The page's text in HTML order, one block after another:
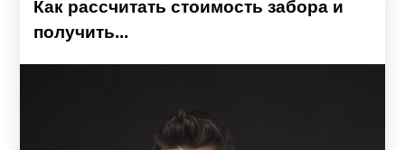
Как рассчитать стоимость забора и
получить...